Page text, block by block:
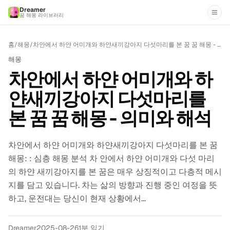
Dreamer
꿈 해몽 라이브러리
홈/해몽/ 차안에서 하얀 어미개와 하얀새끼강아지 다섯마리를 본 꿈 꿈 해몽 - 의미와 해석
해몽
차안에서 하얀 어미개와 하
얀새끼강아지 다섯마리를
본 꿈 꿈 해몽 - 의미와 해석
차안에서 하얀 어미개와 하얀새끼강아지 다섯마리를 본 꿈
해몽: : 심층 해몽 분석 차 안에서 하얀 어미개와 다섯 마리
의 하얀 새끼강아지를 본 꿈은 매우 상징적이고 다층적 메시
지를 담고 있습니다. 차는 삶의 방향과 진행 중인 여정을 뜻
하고, 운전대는 당신이 현재 상황에서...
Dreamer2025-08-261분 읽기